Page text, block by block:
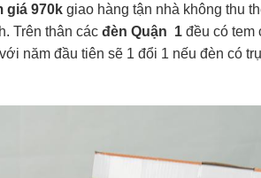
giá 970k giao hàng tận nhà không thu
Trên thân các đèn Quận 1 đều có tem
năm đầu tiên sẽ 1 đổi 1 nếu đèn có